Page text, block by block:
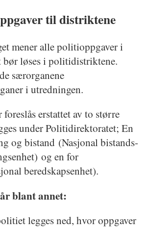
til distriktene
mener alle politioppgaver i
bør løses i politidistriktene.
særorganene
i utredningen.
erstattet av to større
under Politidirektoratet; En
og bistand (Nasjonal bistands-
og en for
beredskapsenhet).
blant annet:
legges ned, hvor oppgaver